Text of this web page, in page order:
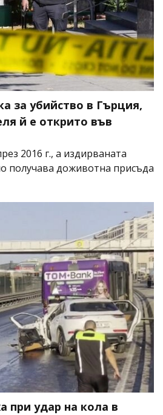
за убийство в Гърция,
й е открито във
2016 г., а издирваната
получава доживотна присъда
при удар на кола в